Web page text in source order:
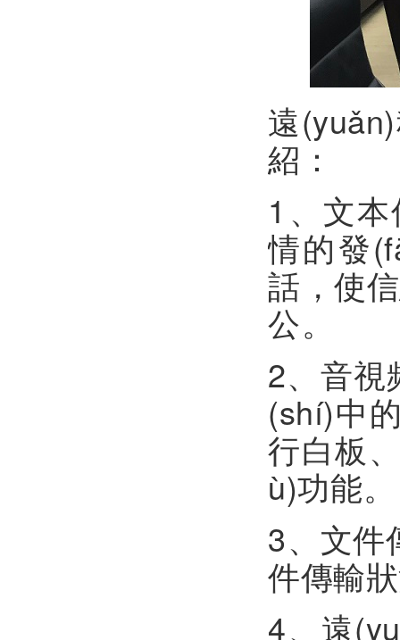
遠
紹：
1、
情的發
話，
公。
2、音視
(shí)中
行白板、
ù)功能。
3、
件傳輸狀
4、